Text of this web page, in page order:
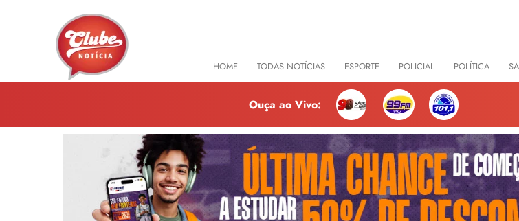
HOME TODAS NOTÍCIAS ESPORTE POLICIAL POLÍTICA
Ouça ao Vivo: